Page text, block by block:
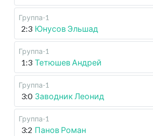
Группа-1
2:3 Юнусов Эльшад
Группа-1
1:3 Тетюшев Андрей
Группа-1
3:0 Заводник Леонид
Группа-1
3:2 Панов Роман